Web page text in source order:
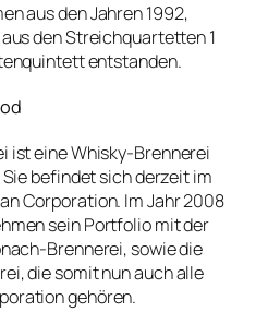
aus den Jahren 1992,
den Streichquartetten 1
entstanden.
ist eine Whisky-Brennerei
befindet sich derzeit im
Corporation. Im Jahr 2008
sein Portfolio mit der
Brennerei, sowie die
die somit nun auch alle
gehören.